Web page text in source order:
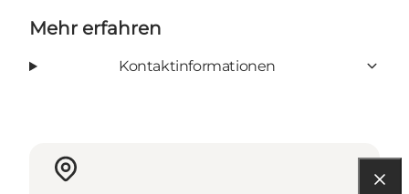
Mehr erfahren
Kontaktinformationen